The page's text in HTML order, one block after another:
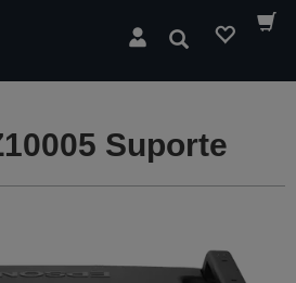
Pesquisar
Suporte